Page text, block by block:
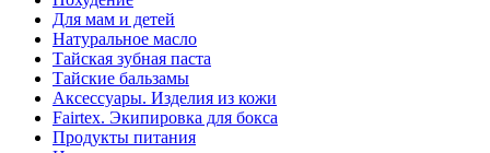
Для мам и детей
Натуральное масло
Тайская зубная паста
Тайские бальзамы
Аксессуары. Изделия из кожи
Fairtex. Экипировка для бокса
Продукты питания